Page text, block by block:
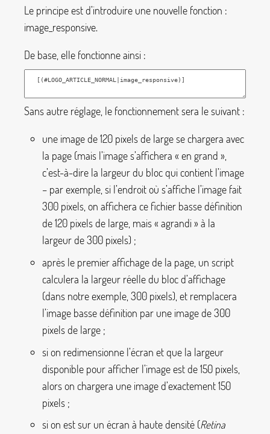
Le principe est d’introduire une nouvelle fonction :
image_responsive.
De base, elle fonctionne ainsi :
Sans autre réglage, le fonctionnement sera le suivant :
une image de 120 pixels de large se chargera avec
la page (mais l’image s’affichera « en grand »,
c’est-à-dire la largeur du bloc qui contient l’image
– par exemple, si l’endroit où s’affiche l’image fait
300 pixels, on affichera ce fichier basse définition
de 120 pixels de large, mais « agrandi» à la
largeur de 300 pixels) ;
après le premier affichage de la page, un script
calculera la largeur réelle du bloc d’affichage
(dans notre exemple, 300 pixels), et remplacera
l’image basse définition par une image de 300
pixels de large ;
si on redimensionne l’écran et que la largeur
disponible pour afficher l’image est de 150 pixels,
alors on chargera une image d’exactement 150
pixels ;
si on est sur un écran à haute densité (Retina